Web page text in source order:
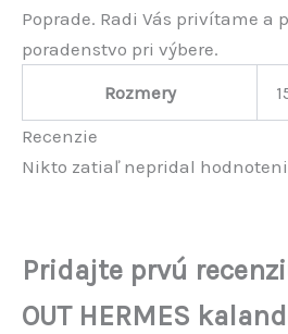
Poprade. Radi Vás privítame a
poradenstvo pri výbere.
Rozmery
Recenzie
Nikto zatiaľ nepridal
Pridajte prvú
OUT HERMES